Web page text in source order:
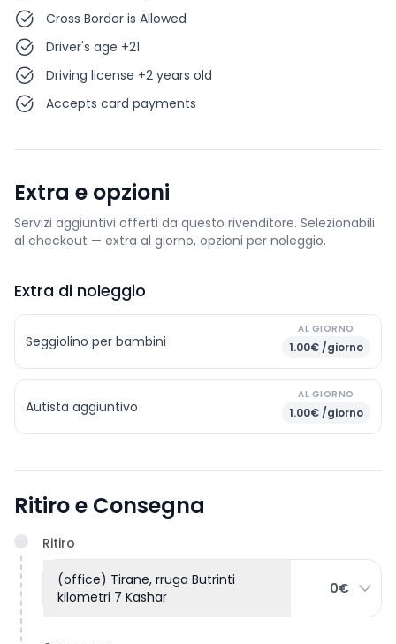
Cross Border is Allowed
Driver's age +21
Driving license +2 years old
Accepts card payments
Extra e opzioni
Servizi aggiuntivi offerti da questo rivenditore. Selezionabili
al checkout — extra al giorno, opzioni per noleggio.
Extra di noleggio
Seggiolino per bambini
AL GIORNO
1.00€ /giorno
Autista aggiuntivo
AL GIORNO
1.00€ /giorno
Ritiro e Consegna
Ritiro
(office) Tirane, rruga Butrinti
kilometri 7 Kashar
0€